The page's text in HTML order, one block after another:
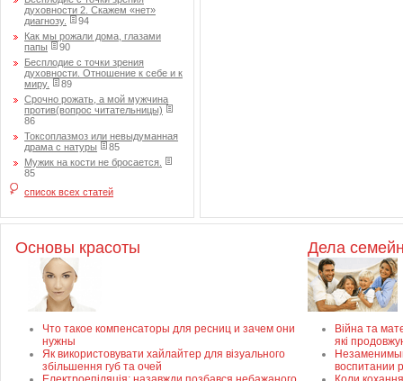
духовности 2. Скажем «нет»
диагнозу.
94
Как мы рожали дома, глазами
папы
90
Бесплодие с точки зрения
духовности. Отношение к себе и к
миру.
89
Срочно рожать, а мой мужчина
против(вопрос читательницы)
86
Токсоплазмоз или невыдуманная
драма с натуры
85
Мужик на кости не бросается.
85
список всех статей
Основы красоты
Что такое компенсаторы для ресниц и зачем они
нужны
Як використовувати хайлайтер для візуального
збільшення губ та очей
Дела
Війна та
які
воспитании